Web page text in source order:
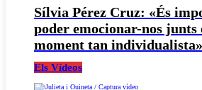
Sílvia Pérez Cruz: «És
poder emocionar-nos junts
moment tan individualista»
Els Vídeos